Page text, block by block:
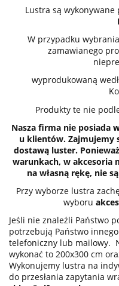
Lustra są wykonywane
W przypadku wybrania
zamawianego
wyprodukowaną
Produkty te nie
Nasza firma nie posiada
u klientów. Zajmujemy
dostawą luster.
warunkach, w akcesoria
na własną rękę, nie
Przy wyborze lustra
wyboru
Jeśli nie znaleźli Państwo
potrzebują Państwo
telefoniczny lub mailowy.
wykonać to 200x300 cm
Wykonujemy lustra na
do przesłania zapytania